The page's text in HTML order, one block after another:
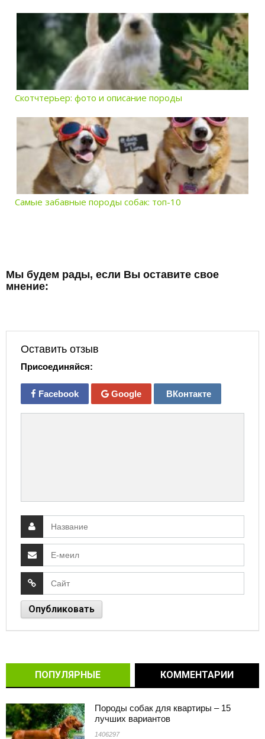
Скотчтерьер: фото и описание породы
Самые забавные породы собак: топ-10
Мы будем рады, если Вы оставите свое
мнение:
Оставить отзыв
Присоединяйся:
Facebook Google ВКонтакте
ПОПУЛЯРНЫЕ КОММЕНТАРИИ
Породы собак для квартиры – 15
лучших вариантов
1406297